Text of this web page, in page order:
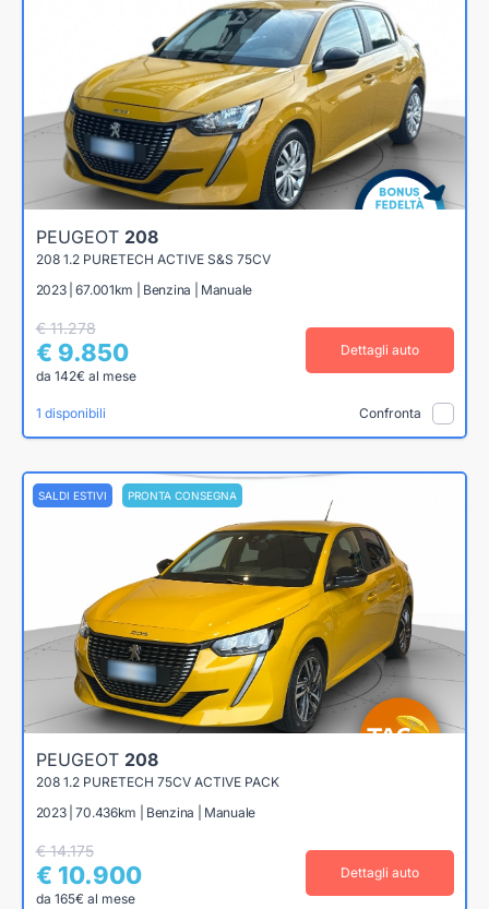
PEUGEOT 208
208 1.2 PURETECH ACTIVE S&S 75CV
2023 | 67.001km | Benzina | Manuale
€ 11.278
€ 9.850
da 142€ al mese
Dettagli auto
1 disponibili Confronta
SALDI ESTIVI PRONTA CONSEGNA
PEUGEOT 208
208 1.2 PURETECH 75CV ACTIVE PACK
2023 | 70.436km | Benzina | Manuale
€ 14.175
€ 10.900
da 165€ al mese
Dettagli auto